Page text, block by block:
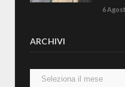
6
ARCHIVI
Archivi